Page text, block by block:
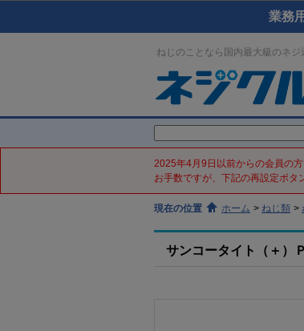
業務
ねじのことなら国内最大級のネ
2025年4月9日以前からの会員の
お手数ですが、下記の再設定ボタ
現在の位置 ホーム > ねじ類 >
サンコータイト（＋）